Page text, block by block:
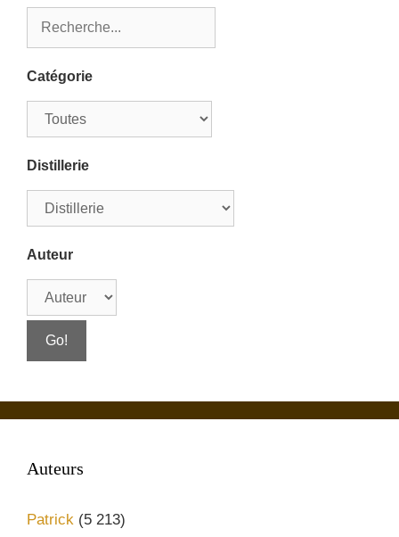
Catégorie
Distillerie
Auteur
Auteurs
Patrick (5 213)